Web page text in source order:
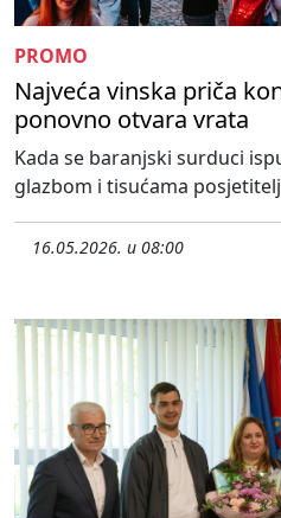
PROMO
Najveća vinska priča
ponovno otvara vrata
Kada se baranjski surduci
glazbom i tisućama
16.05.2026. u 08:00